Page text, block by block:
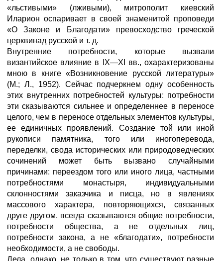
«льстивыми» (лживыми), митрополит киевский
Иларион оспаривает в своей знаменитой проповеди
«О Законе и Благодати» превосходство греческой
церквинад русской и т. д.
Внутренние потребности, которые вызвали
византийское влияние в IX—XI вв., охарактеризованы
мною в книге «Возникновение русской литературы»
(М.; Л., 1952). Сейчас подчеркнем одну особенность
этих внутренних потребностей культуры: потребности
эти сказываются сильнее и определеннее в переносе
целого, чем в переносе отдельных элементов культуры,
ее единичных проявлений. Создание той или иной
рукописи памятника, того или иногоперевода,
переделки, свода исторических или природоведческих
сочинений может быть вызвано случайными
причинами: переездом того или иного лица, частными
потребностями монастыря, индивидуальными
склонностями заказчика и писца, но в явлениях
массового характера, повторяющихся, связанных
друге другом, всегда сказываются общие потребности,
потребности общества, а не отдельных лиц,
потребности закона, а не «благодати», потребности
необходимости, а не свободы.
Дела, однако, не только в том, что существуют разные